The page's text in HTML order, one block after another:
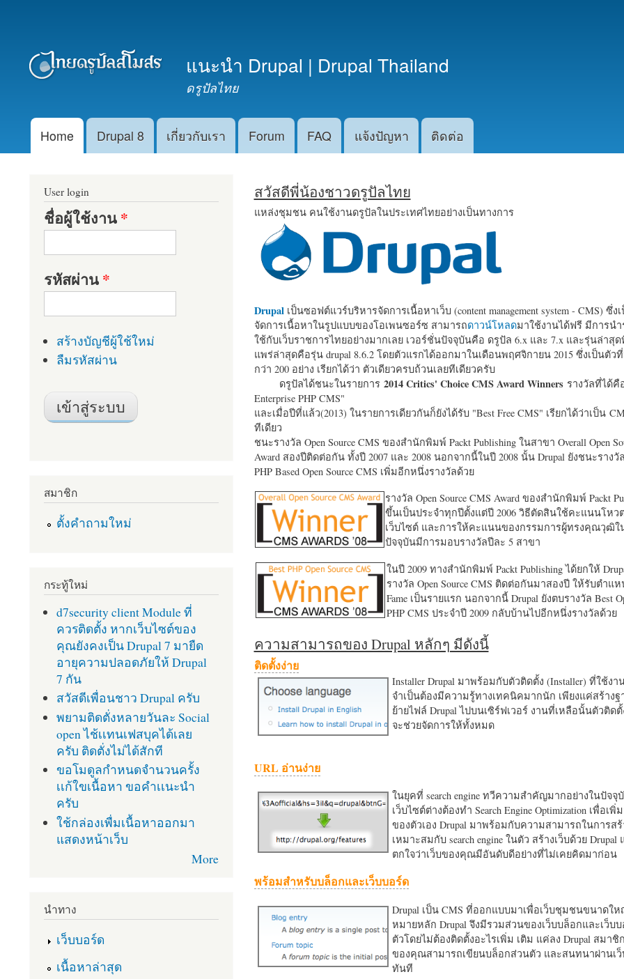
หลัก
แนะนำ Drupal | Drupal Thailand
ดรูปัลไทย
Main menu
Home Drupal 8 เกี่ยวกับเรา Forum FAQ แจ้งปัญหา ติดต่อ
สวัสดีพี่น้องชาวดรูปัลไทย
แหล่งชุมชน คนใช้งานดรูปัลในประเทศไทยอย่างเป็นทางการ
Drupalเป็นซอฟต์แวร์บริหารจัดการเนื้อหาเว็บ (content management system - CMS) ซึ่ง
จัดการเนื้อหาในรูปแบบของโอเพนซอร์ซ สามารถดาวน์โหลดมาใช้งานได้ฟรี มีการน
ใช้กับเว็บราชการไทยอย่างมากเลย เวอร์ชั่นปัจจุบันคือ ดรูปัล 6.x และ 7.x และรุ่นล่าสุด
แพร่ล่าสุดคือรุ่น drupal 8.6.2 โดยตัวแรกได้ออกมาในเดือนพฤศจิกายน 2015 ซึ่งเป็นตั
กว่า 200 อย่าง เรียกได้ว่า ตัวเดียวครบถ้วนเลยทีเดียวครับ
ดรูปัลได้ชนะในรายการ 2014 Critics' Choice CMS Award Winners รางวัลที่ได้คื
Enterprise PHP CMS"
และเมื่อปีที่แล้ว(2013) ในรายการเดียวกันก็ยังได้รับ "Best Free CMS" เรียกได้ว่าเป็น
ทีเดียว
ชนะรางวัล Open Source CMS ของสำนักพิมพ์ Packt Publishing ในสาขา Overall Open
Award สองปีติดต่อกัน ทั้งปี 2007 และ 2008 นอกจากนี้ในปี 2008 นั้น Drupal ยังชนะรางวั
PHP Based Open Source CMS เพิ่มอีกหนึ่งรางวัลด้วย
รางวัล Open Source CMS Award ของสำนักพิมพ์ Packt
ขึ้นเป็นประจำทุกปีตั้งแต่ปี 2006 วิธีตัดสินใช้คะแนนโหว
เว็บไซต์ และการให้คะแนนของกรรมการผู้ทรงคุณวุฒิใ
ปัจจุบันมีการมอบรางวัลปีละ 5 สาขา
ในปี 2009 ทางสำนักพิมพ์ Packt Publishing ได้ยกให้
รางวัล Open Source CMS ติดต่อกันมาสองปี ให้รับตำแ
Fame เป็นรายแรก นอกจากนี้ Drupal ยังตบรางวัล Best
PHP CMS ประจำปี 2009 กลับบ้านไปอีกหนึ่งรางวัลด้วย
ความสามารถของ Drupal หลักๆ มีดังนี้
ติดตั้งง่าย
Installer Drupal มาพร้อมกับตัวติดตั้ง (Installer) ที่ใช้งา
จำเป็นต้องมีความรู้ทางเทคนิคมากนัก เพียงแค่สร้าง
ย้ายไฟล์ Drupal ไปบนเซิร์ฟเวอร์ งานที่เหลือนั้นตัวติดตั้
จะช่วยจัดการให้ทั้งหมด
URL อ่านง่าย
ในยุคที่ search engine ทวีความสำคัญมากอย่างในปัจจุ
เว็บไซต์ต่างต้องทำ Search Engine Optimization เพื่อเ
ของตัวเอง Drupal มาพร้อมกับความสามารถในการสร้
เหมาะสมกับ search engine ในตัว สร้างเว็บด้วย
ตกใจว่าเว็บของคุณมีอันดับดีอย่างที่ไม่เคยคิดมาก่อน
พร้อมสำหรับบล็อกและเว็บบอร์ด
Drupal เป็น CMS ที่ออกแบบมาเพื่อเว็บชุมชนขนาดให
หมายหลัก Drupal จึงมีรวมส่วนของเว็บบล็อกและเว็บ
ตัวโดยไม่ต้องติดตั้งอะไรเพิ่ม เติม แค่ลง Drupal สมาชิ
ของคุณสามารถเขียนบล็อกส่วนตัว และสนทนาผ่านเว็
ทันที
User login
ชื่อผู้ใช้งาน*
รหัสผ่าน*
สร้างบัญชีผู้ใช้ใหม่
ลืมรหัสผ่าน
สมาชิก
ตั้งคำถามใหม่
กระทู้ใหม่
d7security client Module ที่
ควรติดตั้ง หากเว็บไซต์ของ
คุณยังคงเป็น Drupal 7 มายืด
อายุความปลอดภัยให้ Drupal
7 กัน
สวัสดีเพื่อนชาว Drupal ครับ
พยามติดตั่งหลายวันละ Social
open ไช้เเทนเฟสบุคได้เลย
ครับ ติดตั่งไม่ได้สักที
ขอโมดูลกำหนดจำนวนครั้ง
เเก้ใขเนื้อหา ขอคำเเนะนำ
ครับ
ใช้กล่องเพื่มเนื้อหาออกมา
แสดงหน้าเว็บ
More
นำทาง
เว็บบอร์ด
เนื้อหาล่าสุด